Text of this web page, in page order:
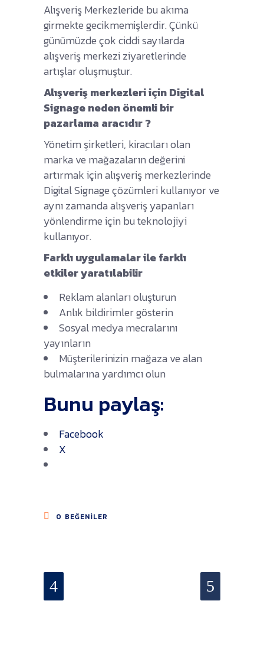
Alışveriş Merkezleride bu akıma
girmekte gecikmemişlerdir. Çünkü
günümüzde çok ciddi sayılarda
alışveriş merkezi ziyaretlerinde
artışlar oluşmuştur.
Alışveriş merkezleri için Digital
Signage neden önemli bir
pazarlama aracıdır ?
Yönetim şirketleri, kiracıları olan
marka ve mağazaların değerini
artırmak için alışveriş merkezlerinde
Digital Signage çözümleri kullanıyor ve
aynı zamanda alışveriş yapanları
yönlendirme için bu teknolojiyi
kullanıyor.
Farklı uygulamalar ile farklı
etkiler yaratılabilir
Reklam alanları oluşturun
Anlık bildirimler gösterin
Sosyal medya mecralarını
yayınların
Müşterilerinizin mağaza ve alan
bulmalarına yardımcı olun
Bunu paylaş:
Facebook
X
0 BEĞENILER